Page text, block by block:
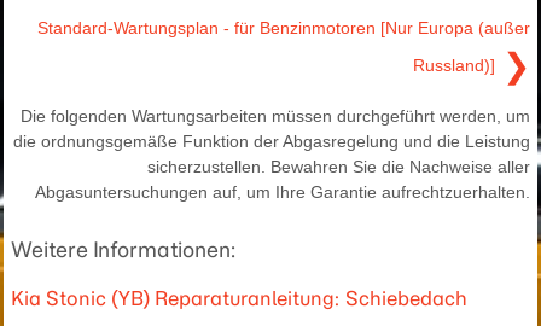
Standard-Wartungsplan - für Benzinmotoren [Nur Europa (außer
Russland)]
❯
Die folgenden Wartungsarbeiten müssen durchgeführt werden, um
die ordnungsgemäße Funktion der Abgasregelung und die Leistung
sicherzustellen. Bewahren Sie die Nachweise aller
Abgasuntersuchungen auf, um Ihre Garantie aufrechtzuerhalten.
Weitere Informationen:
Kia Stonic (YB) Reparaturanleitung: Schiebedach